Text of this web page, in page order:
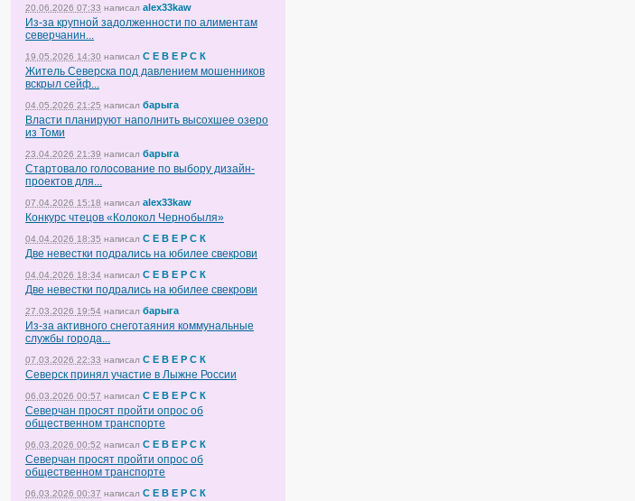
20.06.2026 07:33 написал alex33kaw
Из-за крупной задолженности по алиментам
северчанин...
19.05.2026 14:30 написал С Е В Е Р С К
Житель Северска под давлением мошенников
вскрыл сейф...
04.05.2026 21:25 написал барыга
Власти планируют наполнить высохшее озеро
из Томи
23.04.2026 21:39 написал барыга
Стартовало голосование по выбору дизайн-
проектов для...
07.04.2026 15:18 написал alex33kaw
Конкурс чтецов «Колокол Чернобыля»
04.04.2026 18:35 написал С Е В Е Р С К
Две невестки подрались на юбилее свекрови
04.04.2026 18:34 написал С Е В Е Р С К
Две невестки подрались на юбилее свекрови
27.03.2026 19:54 написал барыга
Из-за активного снеготаяния коммунальные
службы города...
07.03.2026 22:33 написал С Е В Е Р С К
Северск принял участие в Лыжне России
06.03.2026 00:57 написал С Е В Е Р С К
Северчан просят пройти опрос об
общественном транспорте
06.03.2026 00:52 написал С Е В Е Р С К
Северчан просят пройти опрос об
общественном транспорте
06.03.2026 00:37 написал С Е В Е Р С К